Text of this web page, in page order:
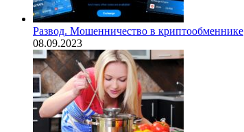
Развод. Мошенничество в криптообменнике
08.09.2023